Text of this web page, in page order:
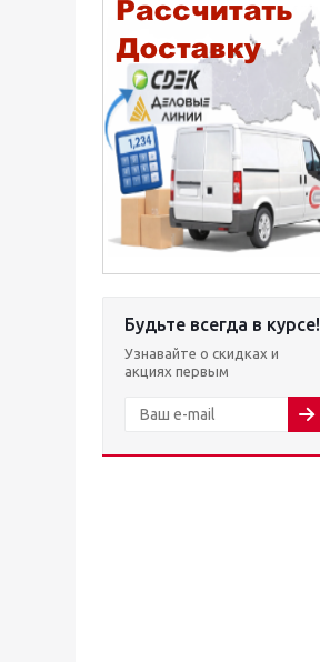
Будьте всегда в курсе!
Узнавайте о скидках и
акциях первым